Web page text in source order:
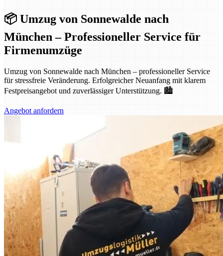
📦 Umzug von Sonnewalde nach
München – Professioneller Service für
Firmenumzüge
Umzug von Sonnewalde nach München – professioneller Service
für stressfreie Veränderung. Erfolgreicher Neuanfang mit klarem
Festpreisangebot und zuverlässiger Unterstützung. 🏙️
Angebot anfordern